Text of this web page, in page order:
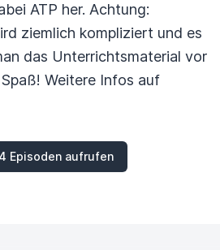
ATP her. Achtung:
ziemlich kompliziert und es
das Unterrichtsmaterial vor
Weitere Infos auf
Episoden aufrufen